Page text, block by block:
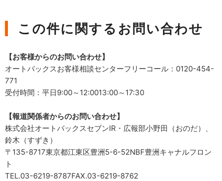
この件に関するお問い合わせ
【お客様からのお問い合わせ】
オートバックスお客様相談センターフリーコール：0120-454-
771
受付時間：平日9:00～12:0013:00～17:30
【報道関係者からのお問い合わせ】
株式会社オートバックスセブンIR・広報部小野田（おのだ）、
鈴木（すずき）
〒135-8717東京都江東区豊洲5-6-52NBF豊洲キャナルフロン
ト
TEL.03-6219-8787FAX.03-6219-8762